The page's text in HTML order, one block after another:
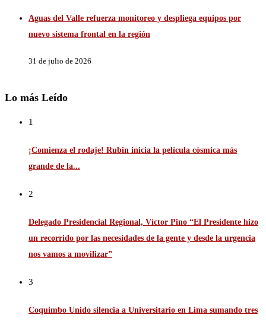
Aguas del Valle refuerza monitoreo y despliega equipos por
nuevo sistema frontal en la región
31 de julio de 2026
Lo más Leído
1
¡Comienza el rodaje! Rubin inicia la película cósmica más
grande de la...
2
Delegado Presidencial Regional, Víctor Pino “El Presidente hizo
un recorrido por las necesidades de la gente y desde la urgencia
nos vamos a movilizar”
3
Coquimbo Unido silencia a Universitario en Lima sumando tres